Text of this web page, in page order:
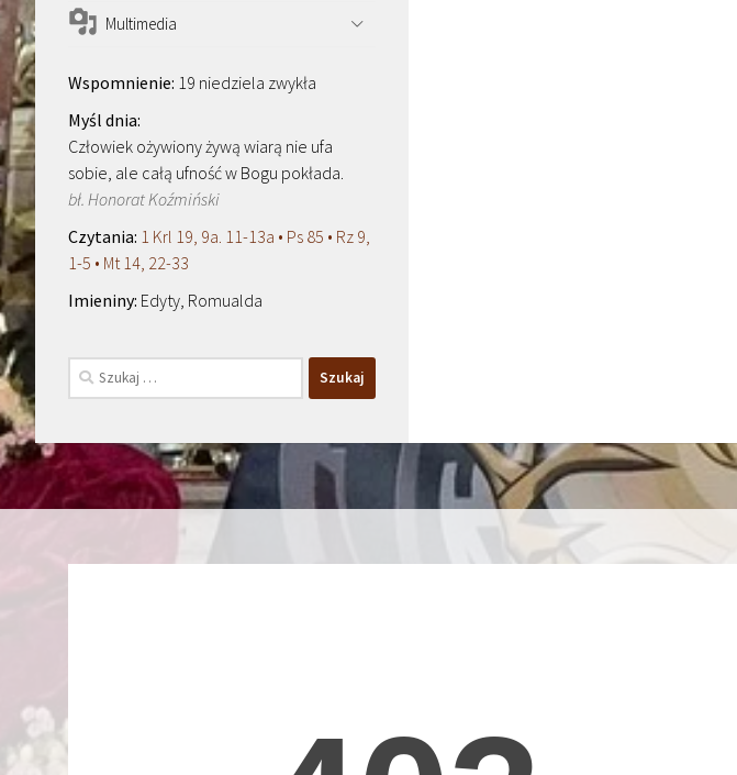
Multimedia
19 niedziela zwykła
Człowiek ożywiony żywą wiarą nie ufa
sobie, ale całą ufność w Bogu pokłada.
bł. Honorat Koźmiński
1 Krl 19, 9a. 11-13a • Ps 85 • Rz 9,
1-5 • Mt 14, 22-33
Edyty, Romualda
Szukaj: